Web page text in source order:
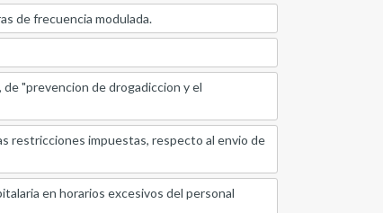
de frecuencia modulada.
"prevencion de drogadiccion y el
restricciones impuestas, respecto al envio de
en horarios excesivos del personal